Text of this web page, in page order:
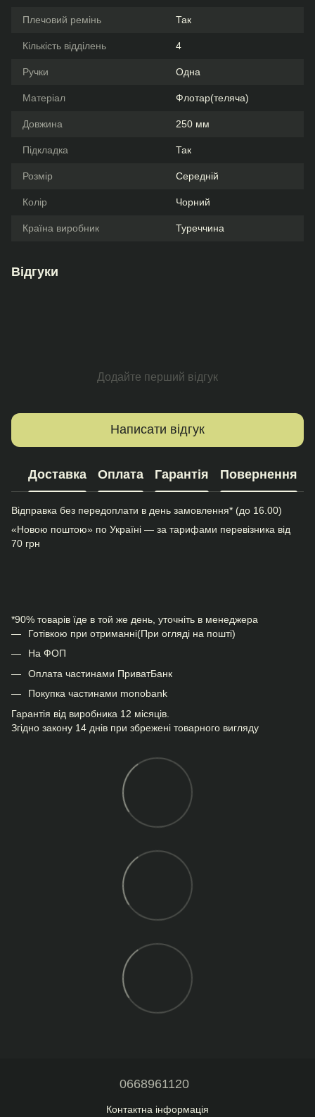
Плечовий ремінь Так
Кількість відділень 4
Ручки Одна
Матеріал Флотар(теляча)
Довжина 250 мм
Підкладка Так
Розмір Середній
Колір Чорний
Країна виробник Туреччина
Відгуки
Додайте перший відгук
Написати відгук
Доставка Оплата Гарантія Повернення
Відправка без передоплати в день замовлення* (до 16.00)
«Новою поштою» по Україні — за тарифами перевізника від
70 грн
*90% товарів їде в той же день, уточніть в менеджера
Готівкою при отриманні(При огляді на пошті)
На ФОП
Оплата частинами ПриватБанк
Покупка частинами monobank
Гарантія від виробника 12 місяців.
Згідно закону 14 днів при збрежені товарного вигляду
0668961120
Контактна інформація